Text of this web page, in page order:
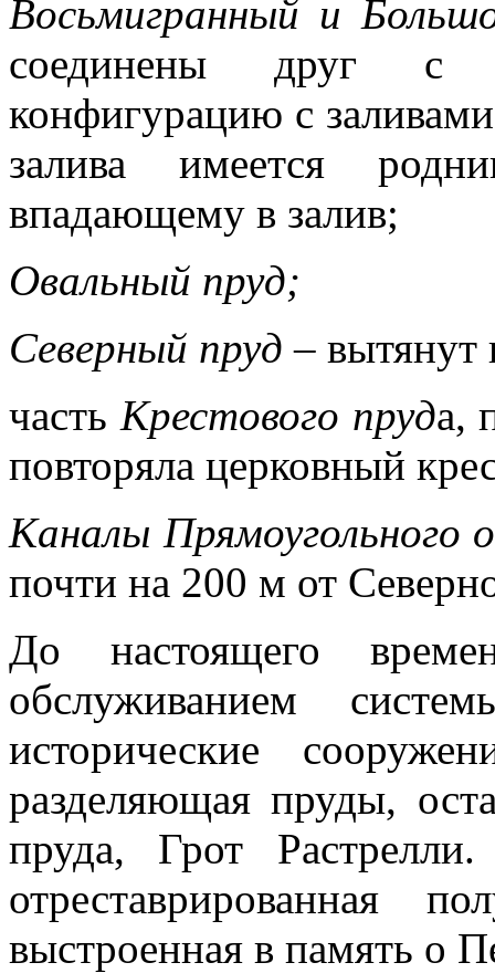
Восьмигранный и
соединены друг с
конфигурацию с
залива имеется
впадающему в залив;
Овальный пруд;
Северный пруд – вытянут
часть Крестового пруда,
повторяла церковный
Каналы Прямоугольного
почти на 200 м от
До настоящего
обслуживанием
исторические
разделяющая пруды,
пруда, Грот
отреставрированная
выстроенная в память о